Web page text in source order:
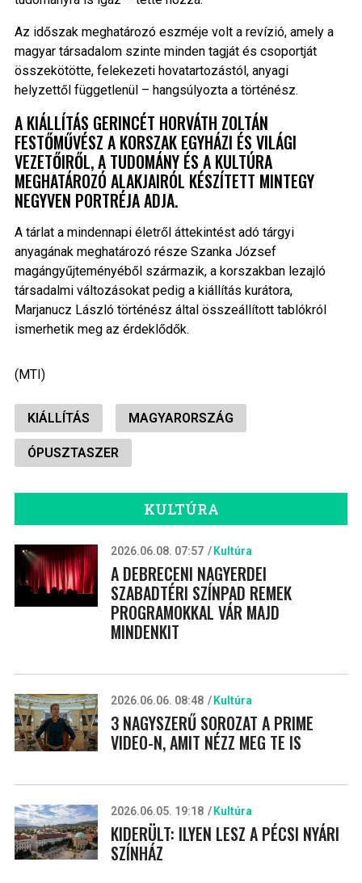
Az időszak meghatározó eszméje volt a revízió, amely a
magyar társadalom szinte minden tagját és csoportját
összekötötte, felekezeti hovatartozástól, anyagi
helyzettől függetlenül – hangsúlyozta a történész.
A KIÁLLÍTÁS GERINCÉT HORVÁTH ZOLTÁN
FESTŐMŰVÉSZ A KORSZAK EGYHÁZI ÉS VILÁGI
VEZETŐIRŐL, A TUDOMÁNY ÉS A KULTÚRA
MEGHATÁROZÓ ALAKJAIRÓL KÉSZÍTETT MINTEGY
NEGYVEN PORTRÉJA ADJA.
A tárlat a mindennapi életről áttekintést adó tárgyi
anyagának meghatározó része Szanka József
magángyűjteményéből származik, a korszakban lezajló
társadalmi változásokat pedig a kiállítás kurátora,
Marjanucz László történész által összeállított tablókról
ismerhetik meg az érdeklődők.
(MTI)
KIÁLLÍTÁS MAGYARORSZÁG
ÓPUSZTASZER
KULTÚRA
2026.06.08. 07:57 Kultúra
A DEBRECENI NAGYERDEI
SZABADTÉRI SZÍNPAD REMEK
PROGRAMOKKAL VÁR MAJD
MINDENKIT
2026.06.06. 08:48 Kultúra
3 NAGYSZERŰ SOROZAT A PRIME
VIDEO-N, AMIT NÉZZ MEG TE IS
2026.06.05. 19:18 Kultúra
KIDERÜLT: ILYEN LESZ A PÉCSI NYÁRI
SZÍNHÁZ